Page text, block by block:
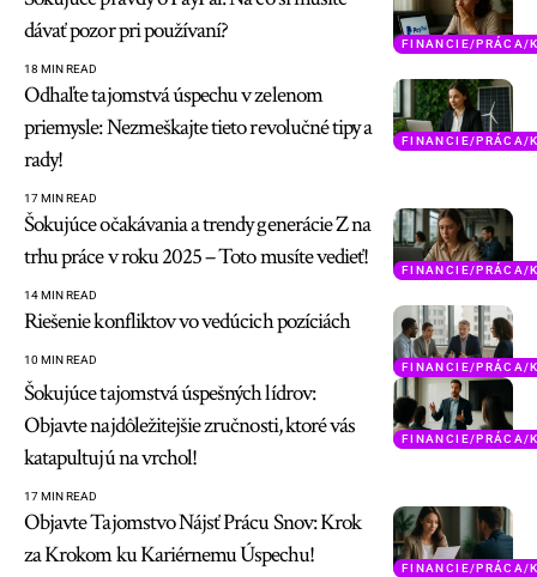
FINANCIE/PRÁCA/
dávať pozor pri používaní?
18 MIN READ
FINANCIE/PRÁCA/
Odhaľte tajomstvá úspechu v zelenom
priemysle: Nezmeškajte tieto revolučné tipy a
rady!
17 MIN READ
FINANCIE/PRÁCA/
Šokujúce očakávania a trendy generácie Z na
trhu práce v roku 2025 – Toto musíte vedieť!
14 MIN READ
FINANCIE/PRÁCA/
Riešenie konfliktov vo vedúcich pozíciách
10 MIN READ
FINANCIE/PRÁCA/
Šokujúce tajomstvá úspešných lídrov:
Objavte najdôležitejšie zručnosti, ktoré vás
katapultujú na vrchol!
17 MIN READ
FINANCIE/PRÁCA/
Objavte Tajomstvo Nájsť Prácu Snov: Krok
za Krokom ku Kariérnemu Úspechu!